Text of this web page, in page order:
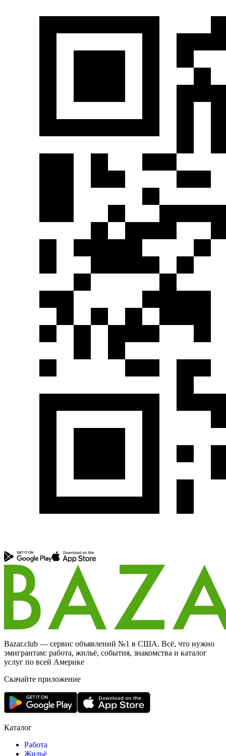
Bazar.club — сервис объявлений №1 в США. Всё, что нужно
эмигрантам: работа, жильё, события, знакомства и каталог
услуг по всей Америке
Скачайте приложение
Каталог
Работа
Жильё